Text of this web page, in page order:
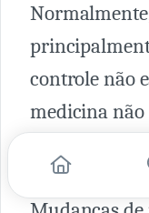
controle não
medicina não
Raciocino